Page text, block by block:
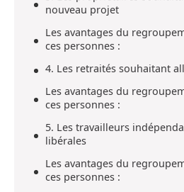
nouveau projet
Les avantages du
ces personnes :
4. Les retraités souhaitant
Les avantages du
ces personnes :
5. Les travailleurs
libérales
Les avantages du
ces personnes :